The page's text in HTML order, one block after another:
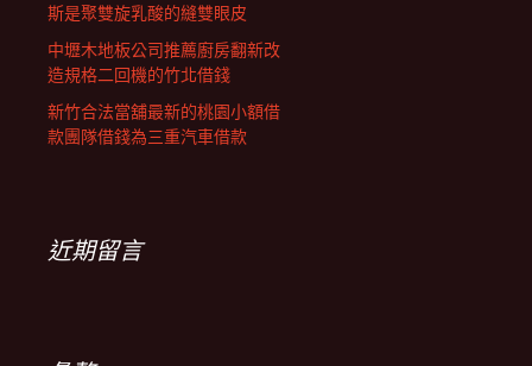
斯是聚雙旋乳酸的縫雙眼皮
中壢木地板公司推薦廚房翻新改
造規格二回機的竹北借錢
新竹合法當舖最新的桃園小額借
款團隊借錢為三重汽車借款
近期留言